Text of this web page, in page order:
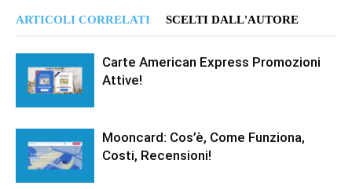
ARTICOLI CORRELATI SCELTI DALL'AUTORE
Carte American Express Promozioni
Attive!
Mooncard: Cos’è, Come Funziona,
Costi, Recensioni!